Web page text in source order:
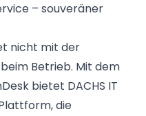
– souveräner
nicht mit der
Betrieb. Mit dem
bietet DACHS IT
die